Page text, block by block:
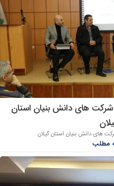
های دانش بنیان استان
دانش بنیان استان گیلان
مطلب